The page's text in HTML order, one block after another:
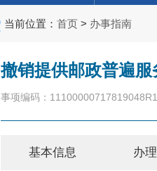
当前位置： 首页 > 办事指南
撤销提供邮政普遍
事项编码：
基本信息 办